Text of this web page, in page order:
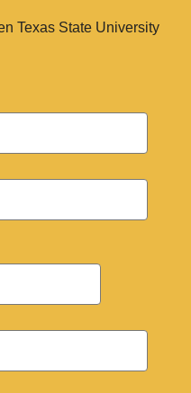
Texas State University